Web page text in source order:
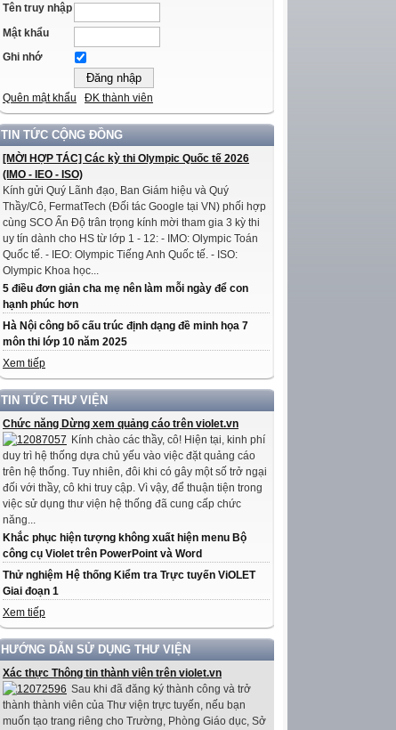
Tên truy nhập
Mật khẩu
Ghi nhớ
Quên mật khẩu ĐK thành viên
TIN TỨC CỘNG ĐỒNG
[MỜI HỢP TÁC] Các kỳ thi Olympic Quốc tế 2026
(IMO - IEO - ISO)
Kính gửi Quý Lãnh đạo, Ban Giám hiệu và Quý
Thầy/Cô, FermatTech (Đối tác Google tại VN) phối hợp
cùng SCO Ấn Độ trân trọng kính mời tham gia 3 kỳ thi
uy tín dành cho HS từ lớp 1 - 12: - IMO: Olympic Toán
Quốc tế. - IEO: Olympic Tiếng Anh Quốc tế. - ISO:
Olympic Khoa học...
5 điều đơn giản cha mẹ nên làm mỗi ngày để con
hạnh phúc hơn
Hà Nội công bố cấu trúc định dạng đề minh họa 7
môn thi lớp 10 năm 2025
Xem tiếp
TIN TỨC THƯ VIỆN
Chức năng Dừng xem quảng cáo trên violet.vn
Kính chào các thầy, cô! Hiện tại, kinh phí
duy trì hệ thống dựa chủ yếu vào việc đặt quảng cáo
trên hệ thống. Tuy nhiên, đôi khi có gây một số trở ngại
đối với thầy, cô khi truy cập. Vì vậy, để thuận tiện trong
việc sử dụng thư viện hệ thống đã cung cấp chức
năng...
Khắc phục hiện tượng không xuất hiện menu Bộ
công cụ Violet trên PowerPoint và Word
Thử nghiệm Hệ thống Kiểm tra Trực tuyến ViOLET
Giai đoạn 1
Xem tiếp
HƯỚNG DẪN SỬ DỤNG THƯ VIỆN
Xác thực Thông tin thành viên trên violet.vn
Sau khi đã đăng ký thành công và trở
thành thành viên của Thư viện trực tuyến, nếu bạn
muốn tạo trang riêng cho Trường, Phòng Giáo dục, Sở